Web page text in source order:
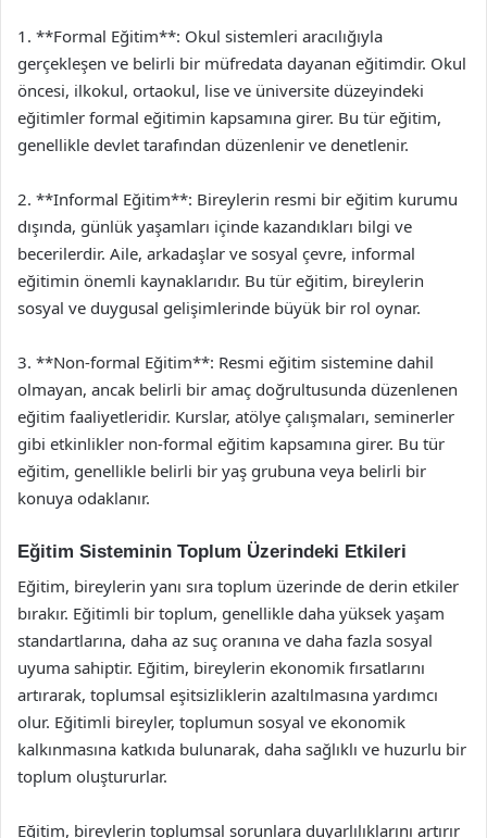
1. **Formal Eğitim**: Okul sistemleri aracılığıyla
gerçekleşen ve belirli bir müfredata dayanan eğitimdir. Okul
öncesi, ilkokul, ortaokul, lise ve üniversite düzeyindeki
eğitimler formal eğitimin kapsamına girer. Bu tür eğitim,
genellikle devlet tarafından düzenlenir ve denetlenir.
2. **Informal Eğitim**: Bireylerin resmi bir eğitim kurumu
dışında, günlük yaşamları içinde kazandıkları bilgi ve
becerilerdir. Aile, arkadaşlar ve sosyal çevre, informal
eğitimin önemli kaynaklarıdır. Bu tür eğitim, bireylerin
sosyal ve duygusal gelişimlerinde büyük bir rol oynar.
3. **Non-formal Eğitim**: Resmi eğitim sistemine dahil
olmayan, ancak belirli bir amaç doğrultusunda düzenlenen
eğitim faaliyetleridir. Kurslar, atölye çalışmaları, seminerler
gibi etkinlikler non-formal eğitim kapsamına girer. Bu tür
eğitim, genellikle belirli bir yaş grubuna veya belirli bir
konuya odaklanır.
Eğitim Sisteminin Toplum Üzerindeki Etkileri
Eğitim, bireylerin yanı sıra toplum üzerinde de derin etkiler
bırakır. Eğitimli bir toplum, genellikle daha yüksek yaşam
standartlarına, daha az suç oranına ve daha fazla sosyal
uyuma sahiptir. Eğitim, bireylerin ekonomik fırsatlarını
artırarak, toplumsal eşitsizliklerin azaltılmasına yardımcı
olur. Eğitimli bireyler, toplumun sosyal ve ekonomik
kalkınmasına katkıda bulunarak, daha sağlıklı ve huzurlu bir
toplum oluştururlar.
Eğitim, bireylerin toplumsal sorunlara duyarlılıklarını artırır